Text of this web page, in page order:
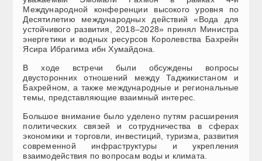
Международной конференции высокого уровня по
Десятилетию международных действий «Вода для
устойчивого развития, 2018–2028» принял Министра
энергетики и водных ресурсов Королевства Бахрейн
Ясира Ибрагима ибн Хумайдона.
В ходе встречи были обсуждены вопросы
двусторонних отношений между Таджикистаном и
Бахрейном, а также международные и региональные
темы, представляющие взаимный интерес.
Большое внимание было уделено путям расширения
политических связей и сотрудничества в сферах
экономики и торговли, инвестиций, туризма, развития
современной инфраструктуры и укрепления
взаимодействия по вопросам воды и климата.